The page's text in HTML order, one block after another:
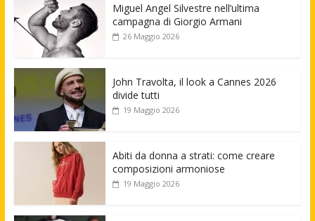
Miguel Angel Silvestre nell’ultima
campagna di Giorgio Armani
26 Maggio 2026
John Travolta, il look a Cannes 2026
divide tutti
19 Maggio 2026
Abiti da donna a strati: come creare
composizioni armoniose
19 Maggio 2026